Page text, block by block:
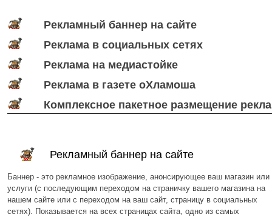
Рекламный баннер на сайте
Реклама в социальных сетях
Реклама на медиастойке
Реклама в газете оХламоша
Комплексное пакетное размещение
Рекламный баннер на сайте
Баннер - это рекламное изображение, анонсирующее ваш магазин или
услуги (с последующим переходом на страничку вашего магазина на
нашем сайте или с переходом на ваш сайт, страницу в социальных
сетях). Показывается на всех страницах сайта, одно из самых